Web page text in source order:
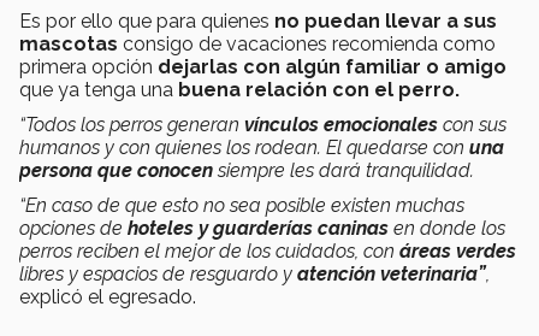
Es por ello que para quienes no puedan llevar a sus
mascotas consigo de vacaciones recomienda como
primera opción dejarlas con algún familiar o amigo
que ya tenga una buena relación con el perro.
“Todos los perros generan vínculos emocionales con sus
humanos y con quienes los rodean. El quedarse con una
persona que conocensiempre les dará tranquilidad.
“En caso de que esto no sea posible existen muchas
opciones de hoteles y guarderías caninas en donde los
perros reciben el mejor de los cuidados, con áreas verdes
libres y espacios de resguardo y atención veterinaria”,
explicó el egresado.